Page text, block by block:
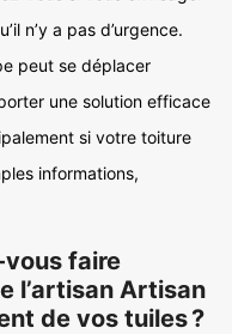
n’y a pas d’urgence.
peut se déplacer
une solution efficace
si votre toiture
informations,
faire
l’artisan Artisan
de vos tuiles ?